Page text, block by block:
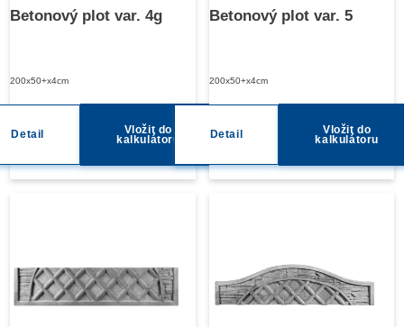
Betonový plot var. 4g
200x50+x4cm
Detail
Vložit do
kalkulátoru
Betonový plot var. 5
200x50+x4cm
Detail
Vložit do
kalkulátoru